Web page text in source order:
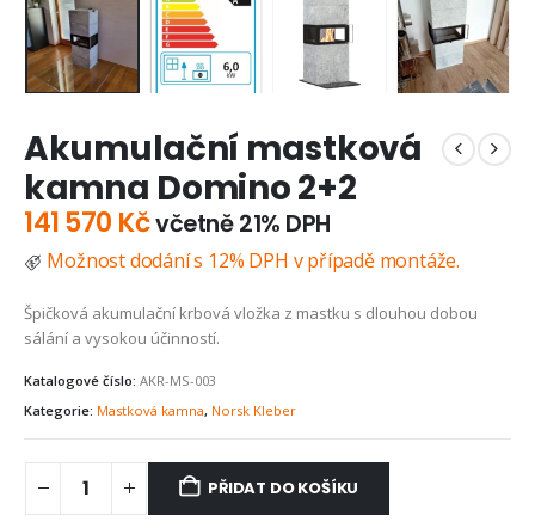
Akumulační mastková
kamna Domino 2+2
141 570 Kčvčetně 21% DPH
Možnost dodání s 12% DPH v případě montáže.
Špičková akumulační krbová vložka z mastku s dlouhou dobou
sálání a vysokou účinností.
Katalogové číslo: AKR-MS-003
Kategorie: Mastková kamna, Norsk Kleber
PŘIDAT DO KOŠÍKU